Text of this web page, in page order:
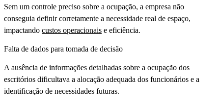
Sem um controle preciso sobre a ocupação, a empresa não
conseguia definir corretamente a necessidade real de espaço,
impactando custos operacionais e eficiência.
Falta de dados para tomada de decisão
A ausência de informações detalhadas sobre a ocupação dos
escritórios dificultava a alocação adequada dos funcionários e a
identificação de necessidades futuras.